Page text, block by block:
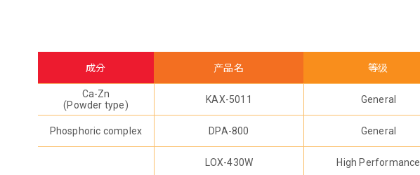
成分 产品名 等级
Ca-Zn
(Powder type)
KAX-5011 General
Phosphoric complex DPA-800 General
LOX-430W High Performance